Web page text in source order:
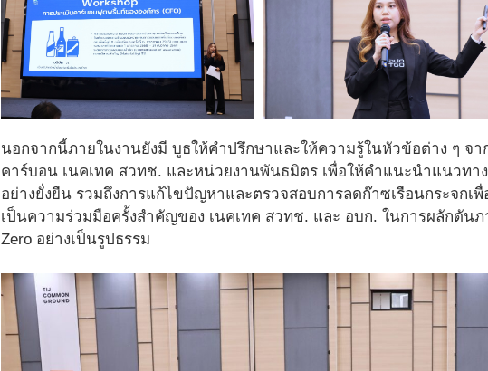
นอกจากนี้ภายในงานยังมี บูธให้คำปรึกษาและให้ความรู้ในหัวข้อต่าง ๆ จ
คาร์บอน เนคเทค สวทช. และหน่วยงานพันธมิตร เพื่อให้คำแนะนำแนวทา
อย่างยั่งยืน รวมถึงการแก้ไขปัญหาและตรวจสอบการลดก๊าซเรือนกระจกเ
เป็นความร่วมมือครั้งสำคัญของ เนคเทค สวทช. และ อบก. ในการผลักดัน
Zero อย่างเป็นรูปธรรม